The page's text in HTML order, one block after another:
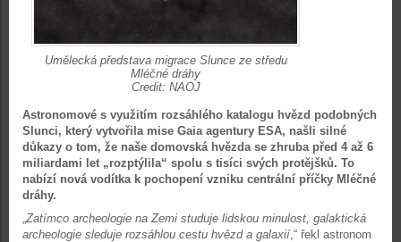
Umělecká představa migrace Slunce ze středu
Mléčné dráhy
Credit: NAOJ
Astronomové s využitím rozsáhlého katalogu hvězd podobných
Slunci, který vytvořila mise Gaia agentury ESA, našli silné
důkazy o tom, že naše domovská hvězda se zhruba před 4 až 6
miliardami let „rozptýlila“ spolu s tisíci svých protějšků. To
nabízí nová vodítka k pochopení vzniku centrální příčky Mléčné
dráhy.
Zatímco archeologie na Zemi studuje lidskou minulost, galaktická
archeologie sleduje rozsáhlou cestu hvězd a galaxií,“ řekl astronom